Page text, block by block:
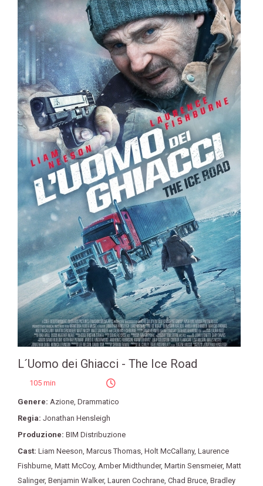
L´Uomo dei Ghiacci - The Ice Road
105 min
Genere: Azione, Drammatico
Regia: Jonathan Hensleigh
Produzione: BIM Distribuzione
Cast: Liam Neeson, Marcus Thomas, Holt McCallany, Laurence
Fishburne, Matt McCoy, Amber Midthunder, Martin Sensmeier, Matt
Salinger, Benjamin Walker, Lauren Cochrane, Chad Bruce, Bradley